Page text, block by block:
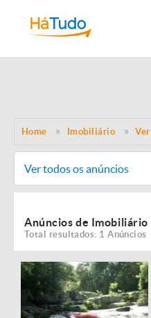
Home Imobiliário
Ver todos os anúncios
Anúncios de Imobiliário
Total resultados: 1 Anúncios